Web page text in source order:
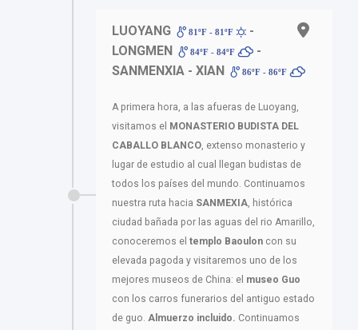
LUOYANG 81ºF - 81ºF
-
LONGMEN
84ºF - 84ºF
-
SANMENXIA - XIAN
86ºF - 86ºF
A primera hora, a las afueras de Luoyang,
visitamos el MONASTERIO BUDISTA DEL
CABALLO BLANCO, extenso monasterio y
lugar de estudio al cual llegan budistas de
todos los países del mundo. Continuamos
nuestra ruta hacia SANMEXIA, histórica
ciudad bañada por las aguas del rio Amarillo,
conoceremos el templo Baoulon con su
elevada pagoda y visitaremos uno de los
mejores museos de China: el museo Guo
con los carros funerarios del antiguo estado
de guo. Almuerzo incluido. Continuamos